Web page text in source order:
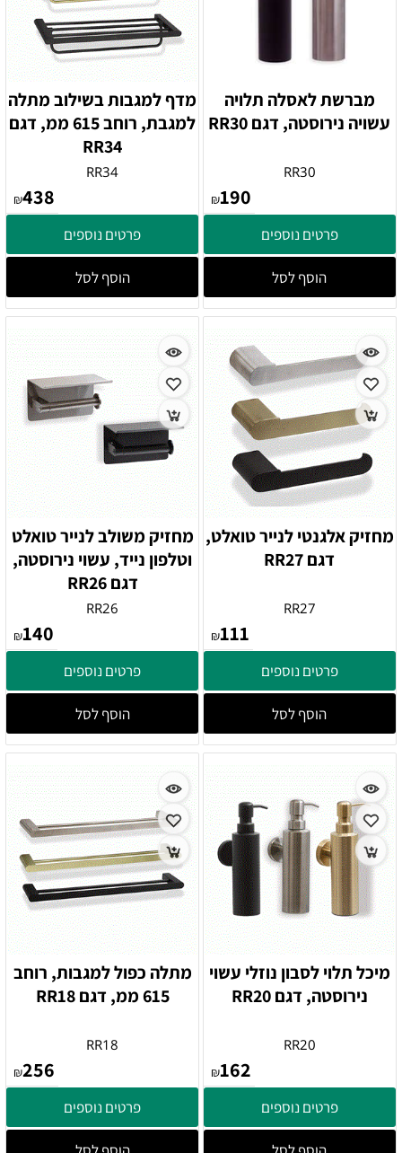
מברשת לאסלה תלויה
עשויה נירוסטה, דגם RR30
RR30
₪190
פרטים נוספים
הוסף לסל
מדף למגבות בשילוב מתלה
למגבת, רוחב 615 ממ, דגם
RR34
RR34
₪438
פרטים נוספים
הוסף לסל
מחזיק אלגנטי לנייר טואלט,
דגם RR27
RR27
₪111
פרטים נוספים
הוסף לסל
מחזיק משולב לנייר טואלט
וטלפון נייד, עשוי נירוסטה,
דגם RR26
RR26
₪140
פרטים נוספים
הוסף לסל
מיכל תלוי לסבון נוזלי עשוי
נירוסטה, דגם RR20
RR20
₪162
פרטים נוספים
מתלה כפול למגבות, רוחב
615 ממ, דגם RR18
RR18
₪256
פרטים נוספים